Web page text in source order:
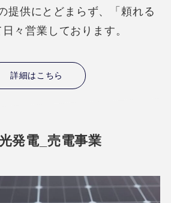
提供にとどまらず、「頼れる
々営業しております。
詳細はこちら
発電_売電事業